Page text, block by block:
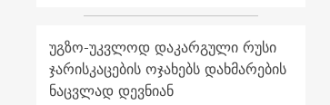
უგზო-უკვლოდ დაკარგული რუსი
ჯარისკაცების ოჯახებს დახმარების
ნაცვლად დევნიან